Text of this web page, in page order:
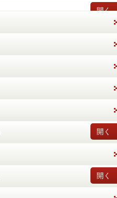
開く
開く
開く